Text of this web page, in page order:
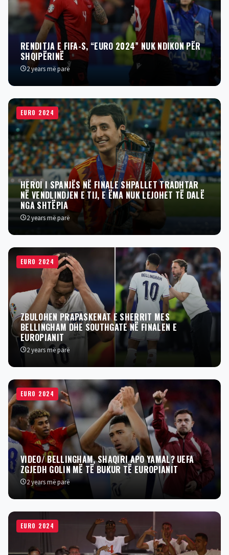
RENDITJA E FIFA-S, “EURO 2024” NUK NDIKON PËR
SHQIPËRINË
2 years më parë
EURO 2024
HEROI I SPANJËS NË FINALE SHPALLET TRADHTAR
NË VENDLINDJEN E TIJ, E ËMA NUK LEJOHET TË DALË
NGA SHTËPIA
2 years më parë
EURO 2024
ZBULOHEN PRAPASKENAT E SHERRIT MES
BELLINGHAM DHE SOUTHGATE NË FINALEN E
EUROPIANIT
2 years më parë
EURO 2024
VIDEO/ BELLINGHAM, SHAQIRI APO YAMAL? UEFA
ZGJEDH GOLIN MË TË BUKUR TË EUROPIANIT
2 years më parë
EURO 2024